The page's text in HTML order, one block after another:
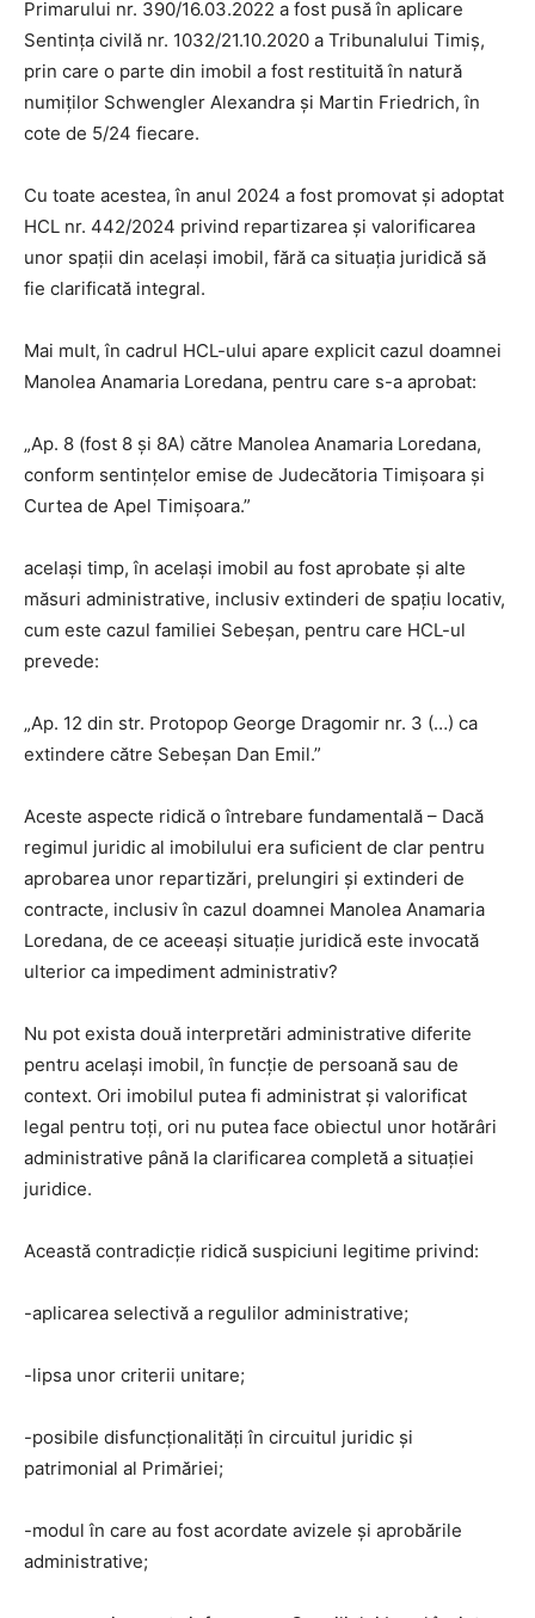
Primarului nr. 390/16.03.2022 a fost pusă în aplicare
Sentința civilă nr. 1032/21.10.2020 a Tribunalului Timiș,
prin care o parte din imobil a fost restituită în natură
numiților Schwengler Alexandra și Martin Friedrich, în
cote de 5/24 fiecare.
Cu toate acestea, în anul 2024 a fost promovat și adoptat
HCL nr. 442/2024 privind repartizarea și valorificarea
unor spații din același imobil, fără ca situația juridică să
fie clarificată integral.
Mai mult, în cadrul HCL-ului apare explicit cazul doamnei
Manolea Anamaria Loredana, pentru care s-a aprobat:
„Ap. 8 (fost 8 și 8A) către Manolea Anamaria Loredana,
conform sentințelor emise de Judecătoria Timișoara și
Curtea de Apel Timișoara.”
același timp, în același imobil au fost aprobate și alte
măsuri administrative, inclusiv extinderi de spațiu locativ,
cum este cazul familiei Sebeșan, pentru care HCL-ul
prevede:
„Ap. 12 din str. Protopop George Dragomir nr. 3 (…) ca
extindere către Sebeșan Dan Emil.”
Aceste aspecte ridică o întrebare fundamentală – Dacă
regimul juridic al imobilului era suficient de clar pentru
aprobarea unor repartizări, prelungiri și extinderi de
contracte, inclusiv în cazul doamnei Manolea Anamaria
Loredana, de ce aceeași situație juridică este invocată
ulterior ca impediment administrativ?
Nu pot exista două interpretări administrative diferite
pentru același imobil, în funcție de persoană sau de
context. Ori imobilul putea fi administrat și valorificat
legal pentru toți, ori nu putea face obiectul unor hotărâri
administrative până la clarificarea completă a situației
juridice.
Această contradicție ridică suspiciuni legitime privind:
-aplicarea selectivă a regulilor administrative;
-lipsa unor criterii unitare;
-posibile disfuncționalități în circuitul juridic și
patrimonial al Primăriei;
-modul în care au fost acordate avizele și aprobările
administrative;